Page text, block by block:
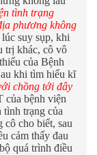
tình trạng
phương không
suy sụp, khi
trị khác, cô vô
của Bệnh
khi tìm hiểu kĩ
chồng tới đây
bệnh viện
tình trạng của
cô cho biết, sau
cảm thấy đau
quá trình điều